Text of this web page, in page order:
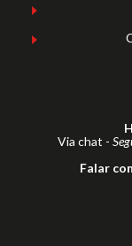
Via chat -
Falar